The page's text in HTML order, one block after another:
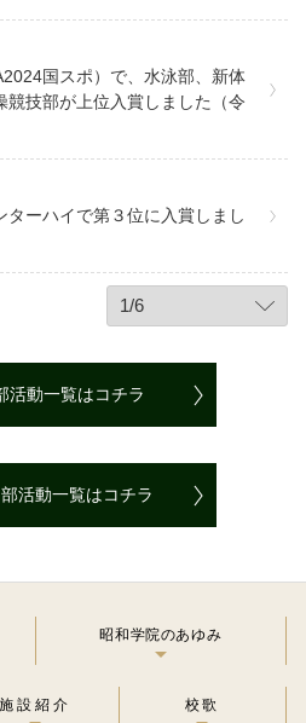
国スポ）で、水泳部、新体
技部が上位入賞しました（令
ターハイで第３位に入賞しまし
動一覧はコチラ
活動一覧はコチラ
昭和学院のあゆみ
施設紹介 校歌